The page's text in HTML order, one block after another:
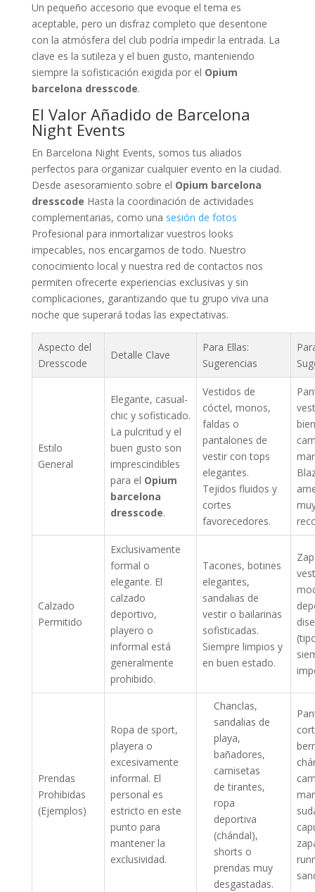
Un pequeño accesorio que evoque el tema es
aceptable, pero un disfraz completo que desentone
con la atmósfera del club podría impedir la entrada. La
clave es la sutileza y el buen gusto, manteniendo
siempre la sofisticación exigida por el Opium
barcelona dresscode.
El Valor Añadido de Barcelona
Night Events
En Barcelona Night Events, somos tus aliados
perfectos para organizar cualquier evento en la ciudad.
Desde asesoramiento sobre el Opium barcelona
dresscode Hasta la coordinación de actividades
complementarias, como una sesión de fotos
Profesional para inmortalizar vuestros looks
impecables, nos encargamos de todo. Nuestro
conocimiento local y nuestra red de contactos nos
permiten ofrecerte experiencias exclusivas y sin
complicaciones, garantizando que tu grupo viva una
noche que superará todas las expectativas.
Aspecto del
Dresscode
Detalle Clave
Para Ellas:
Sugerencias
Estilo
General
Elegante, casual-
chic y sofisticado.
La pulcritud y el
buen gusto son
imprescindibles
para el Opium
barcelona
dresscode.
Vestidos de
cóctel, monos,
faldas o
pantalones de
vestir con tops
elegantes.
Tejidos fluidos y
cortes
favorecedores.
Calzado
Permitido
Exclusivamente
formal o
elegante. El
calzado
deportivo,
playero o
informal está
generalmente
prohibido.
Tacones, botines
elegantes,
sandalias de
vestir o bailarinas
sofisticadas.
Siempre limpios y
en buen estado.
Prendas
Prohibidas
(Ejemplos)
Ropa de sport,
playera o
excesivamente
informal. El
personal es
estricto en este
punto para
mantener la
exclusividad.
Chanclas,
sandalias de
playa,
bañadores,
camisetas
de tirantes,
ropa
deportiva
(chándal),
shorts o
prendas muy
desgastadas.